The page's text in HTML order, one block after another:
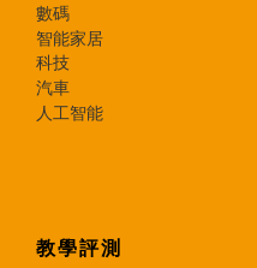
數碼
智能家居
科技
汽車
人工智能
教學評測